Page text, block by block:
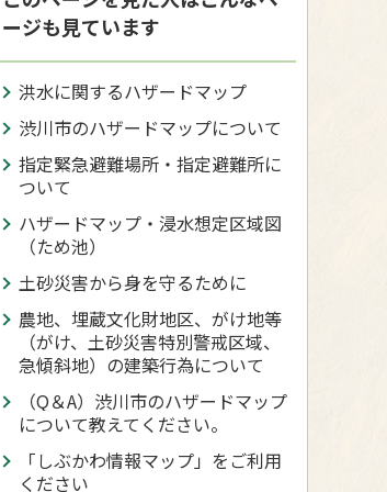
ージも見ています
洪水に関するハザードマップ
渋川市のハザードマップについて
指定緊急避難場所・指定避難所に
ついて
ハザードマップ・浸水想定区域図
（ため池）
土砂災害から身を守るために
農地、埋蔵文化財地区、がけ地等
（がけ、土砂災害特別警戒区域、
急傾斜地）の建築行為について
（Q＆A）渋川市のハザードマップ
について教えてください。
「しぶかわ情報マップ」をご利用
ください